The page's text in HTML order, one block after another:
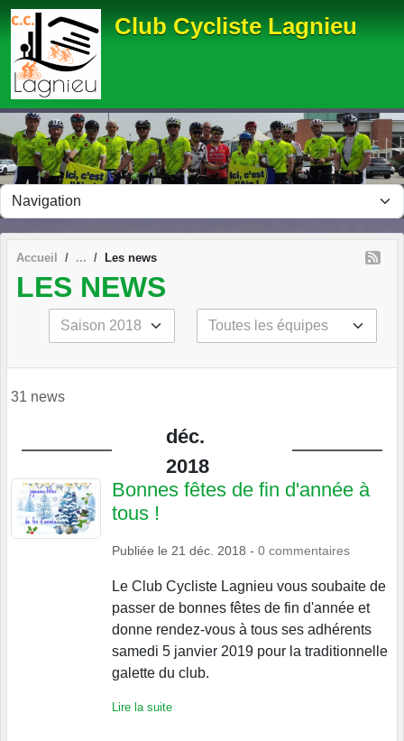
Club Cycliste Lagnieu
Accueil Les news
LES NEWS
31 news
déc.
2018
Bonnes fêtes de fin d'année à
tous !
Publiée le 21 déc. 2018 - 0 commentaires
Le Club Cycliste Lagnieu vous soubaite de
passer de bonnes fêtes de fin d'année et
donne rendez-vous à tous ses adhérents
samedi 5 janvier 2019 pour la traditionnelle
galette du club.
Lire la suite
Panneau de gestion des cookies